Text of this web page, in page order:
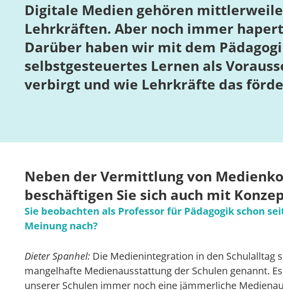
Digitale Medien gehören
Lehrkräften. Aber noch immer
Darüber haben wir mit dem
selbstgesteuertes Lernen als
verbirgt und wie Lehrkräfte das
Neben der Vermittlung von
beschäftigen Sie sich auch mit
Sie beobachten als Professor für Pädagogik schon
Meinung nach?
Dieter Spanhel: Die Medienintegration in den Schulalltag
mangelhafte Medienausstattung der Schulen genannt.
unserer Schulen immer noch eine jämmerliche